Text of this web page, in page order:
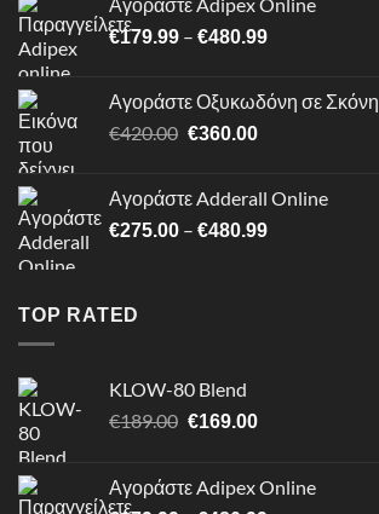
€189.00.είναι:
€169.00.
€179.99 – €480.99Price
through
Αγοράστε Οξυκωδόνη σε Σκόνη
€420.00 Original
€420.00.
€360.00Η
είναι:
€360.00.
Αγοράστε Adderall Online
€275.00 – €480.99Price
TOP RATED
KLOW-80 Blend
€189.00 Original
€189.00.
€169.00Η
είναι:
Αγοράστε Adipex Online